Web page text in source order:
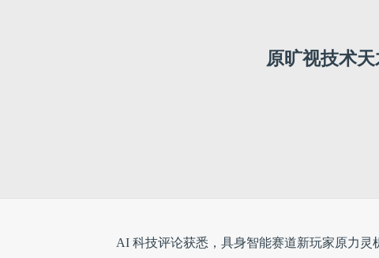
原旷视技术
AI 科技评论获悉，具身智能赛道新玩家原力